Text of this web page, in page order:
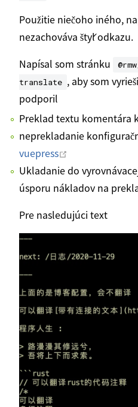
Použitie niečoho iného,
nezachováva štýl odkazu.
Napísal som stránku
translate , aby som
podporil
Preklad textu komentára
neprekladanie
vuepress
Ukladanie do
úsporu nákladov na
Pre nasledujúci text